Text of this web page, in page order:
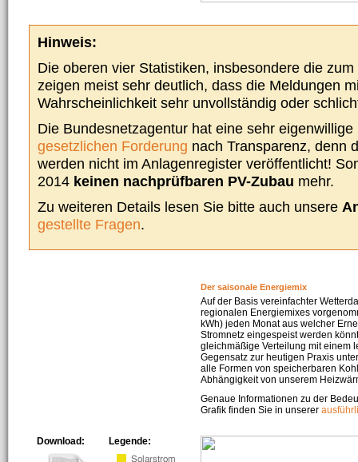
Hinweis:
Die oberen vier Statistiken, insbesondere die
zeigen meist sehr deutlich, dass die Meldungen
Wahrscheinlichkeit sehr unvollständig oder
Die Bundesnetzagentur hat eine sehr
gesetzlichen Forderung nach Transparenz, denn
werden nicht im Anlagenregister veröffentlicht!
2014 keinen nachprüfbaren PV-Zubau mehr.
Zu weiteren Details lesen Sie bitte auch unsere
gestellte Fragen.
Der saisonale Energiemix
Auf der Basis vereinfachter
regionalen Energiemixes
kWh) jeden Monat aus welcher
Stromnetz eingespeist werden
gleichmäßige Verteilung mit einem
Gegensatz zur heutigen Praxis
alle Formen von speicherbaren
Abhängigkeit von unserem
Genaue Informationen zu der
Grafik finden Sie in unserer
Legende:
Download: